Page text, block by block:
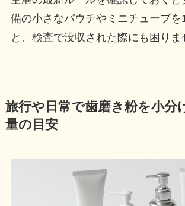
備の小さなパウチやミニチューブを
と、検査で没収された際にも困りま
旅行や日常で歯磨き粉を小分
量の目安